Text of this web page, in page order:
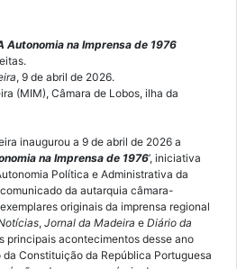
Autonomia na Imprensa de 1976
, 9 de abril de 2026.
(MIM), Câmara de Lobos, ilha da
inaugurou a 9 de abril de 2026 a
na Imprensa de 1976’, iniciativa
Política e Administrativa da
da autarquia câmara-
originais da imprensa regional
, Jornal da Madeira e Diário da
principais acontecimentos desse ano
Constituição da República Portuguesa